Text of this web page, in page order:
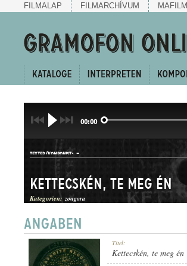
FILMALAP FILMARCHÍVUM MAFILM
00:00
TEXTER/KOMPONIST: -
KETTŐS
Kettecskén, te meg én
Kategorien: zongora
Titel:
Kettecskén, te meg én